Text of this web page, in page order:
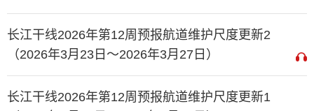
长江干线2026年第12周预报航道维护尺度更新2
（2026年3月23日～2026年3月27日）
长江干线2026年第12周预报航道维护尺度更新1